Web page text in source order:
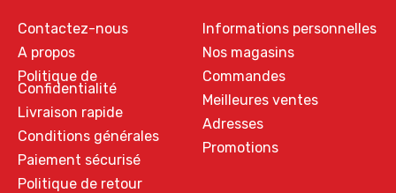
Contactez-nous
A propos
Politique de
Confidentialité
Livraison rapide
Conditions générales
Paiement sécurisé
Politique de retour
Informations personnelles
Nos magasins
Commandes
Meilleures ventes
Adresses
Promotions